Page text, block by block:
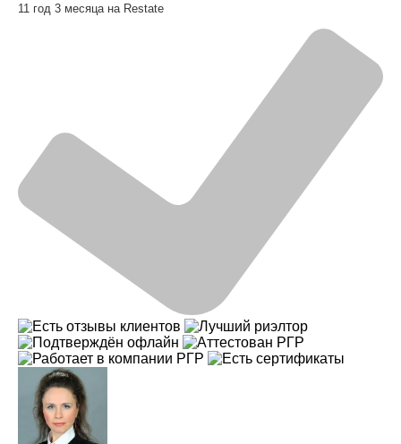
11 год 3 месяца на Restate